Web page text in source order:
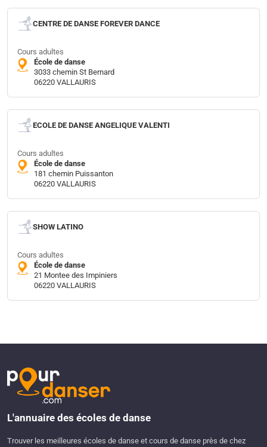
CENTRE DE DANSE FOREVER DANCE
Cours adultes
École de danse
3033 chemin St Bernard
06220 VALLAURIS
ECOLE DE DANSE ANGELIQUE VALENTI
Cours adultes
École de danse
181 chemin Puissanton
06220 VALLAURIS
SHOW LATINO
Cours adultes
École de danse
21 Montee des Impiniers
06220 VALLAURIS
L'annuaire des écoles de danse
Trouver les meilleures écoles de danse et cours de danse près de chez